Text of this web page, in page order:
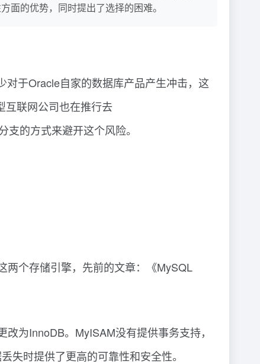
面的优势，同时提出了选择的困难。
于Oracle自家的数据库产品产生冲击，这
互联网公司也在推行去
的方式来避开这个风险。
两个存储引擎，先前的文章：《MySQL
为InnoDB。MyISAM没有提供事务支持，
失时提供了更高的可靠性和安全性。